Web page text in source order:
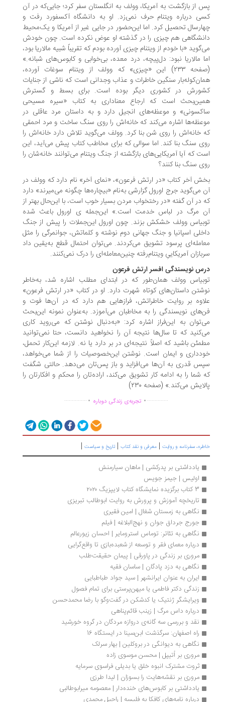
از بازگشت به آمریکا، وولف به انگلستان سفر کرد؛ جایی‌که در آن
درباره ویتنام حرف نمی‌زد. او به دانشگاه آکسفورد رفت و
تحصیل کرد. اما این‌حضور در جایی غیر از آمریکا و یک‌محیط
هم چیزی را در گذشته او عوض نکرده است. چون خودش
«با خودم از ویتنام چیزی آورده بودم که تقریباً شبیه مالاریا بود،
مالاریا نبود: دل‌پیچه، درد معده، بی‌خوابی و کابوس‌های شبانه.»
(صفحه ۲۳۳) این «چیزی» که وولف از ویتنام سوغات آورده،
سنگین خاطرات و عذاب وجدانی است که ناشی از جنایات
در کشوری دیگر بوده است. برای بسط و گسترش
است که ارجاع معناداری به کتاب «سیره مسیحی
و موعظه‌های انجیل دارد و به داستان مرد عاقلی در
اشاره می‌کند که خانه‌اش را روی سنگ ساخت و مرد احمقی
خانه‌اش را روی شن بنا کرد. وولف می‌گوید تلاش دارد خانه‌اش را
سنگ بنا کند. اما سوالی که برای مخاطب کتاب پیش می‌آید، این
که آیا آمریکایی‌های بازگشته از جنگ ویتنام می‌توانند خانه‌شان را
سنگ بنا کنند؟
آخر کتاب «در ارتش فرعون»، «نمای آخر» نام دارد که وولف در
می‌گوید جرج اورول گزارشی به‌نام «بیچاره‌ها چگونه می‌میرند» دارد
در آن گفته «در رختخواب مردن بسیار خوب است، با این‌حال بهتر از
مرگ در لباس خدمت است.» این‌جمله ی اورول باعث شده
وولف خشکش بزند. چون اورول این‌جملات را پیش از جنگ
اسپانیا و جنگ جهانی دوم نوشته و کلماتش، جوانمرگی را مثل
پرسود تشویق می‌کردند. می‌توان احتمال قطع به‌یقین داد
آمریکاییِ ویتنام‌رفته چنین‌معامله‌ای را درک نمی‌کنند.
نویسندگی افسر ارتش فرعون
وولف همان‌طور که در ابتدای مطلب اشاره شد، به‌خاطر
داستان‌های کوتاه شهرت دارد. او در کتاب «در ارتش فرعون»
بر روایت خاطراتش، فرازهایی هم دارد که در آن‌ها فوت و
نویسندگی را به مخاطبان می‌آموزد. به‌عنوان نمونه این‌بحث
به این‌فراز اشاره کرد: «به‌دنبال نوشتن که می‌روید کاری
که تا سال‌ها نتیجه آن را نخواهید دانست، حتا نمی‌توانید
باشید که اصلاً نتیجه‌ای در بر دارد یا نه. لازمه این‌کار تحمل،
و ایمان است. نوشتن این‌خصوصیات را از شما می‌خواهد،
قدری به آن‌ها می‌افزاید و باز پس‌تان می‌دهد. حالتی شگفت
شما را به ادامه کار تشویق می‌کند، اراده‌تان را محکم و افکارتان را
می‌کند.» (صفحه ۲۳۰)
............... .تجربه‌ی زندگی دوباره ...............
سفرنامه‌ و روایت|معرفی و نقد کتاب|تاریخ و سیاست |
یادداشتی بر پدرکشی | ماهان سیارمنش
اولیس | جیمز جویس
تاریخچه آموزش و پرورش به روایت ابوطالب تبریزی
نگاهی به زمستان شغال | امین فقیری
جورج جرداق جوان و نهج‌البلاغه | فیلم
نگاهی به تئاتر: توماس استرومایر | احسان زیورعالم
درباره معمای فقر و توسعه از شعبده‌بازی تا واقع‌گرایی
مروری بر زندگی در پاورقی | پیمان حقیقت‌طلب
نگاهی به دزد پادگان | ساسان فقیه
ایران به عنوان ایرانشهر | سید جواد طباطبایی
زندگی دکتر فاطمی یا میهن‌پرستی برای تمام فصول
ویرایشگر ژنتیک یا کدشکن در گفت‌وگو با رضا محمدحسن
درباره داس مرگ | زینب قائم‌پناهی
نقد و بررسی‌ سه گانه‌ی دروازه مردگان در گروه خورشید
راه اصفهان: سرگذشت ابن‌سینا در ایستگاه 16
نگاهی به دیوانگی در بروکلین | بهار سرلک
مروری بر اُتیپل | محسن موسوی زاده
ثروت مشترک انبوه خلق یا بدیلی فراسوی سرمایه
مروری بر نقشه‌هایت را بسوزان | لیدا طرزی
یادداشتی بر کابوس‌های خنده‌دار | معصومه میرابوطالبی
درباره نامه‌های کافکا به فلیسه | راحیل محمدی